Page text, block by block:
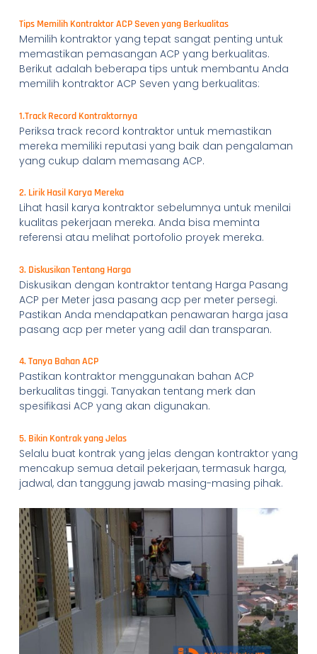
Tips Memilih Kontraktor ACP Seven yang Berkualitas
Memilih kontraktor yang tepat sangat penting untuk
memastikan pemasangan ACP yang berkualitas.
Berikut adalah beberapa tips untuk membantu Anda
memilih kontraktor ACP Seven yang berkualitas:
1.Track Record Kontraktornya
Periksa track record kontraktor untuk memastikan
mereka memiliki reputasi yang baik dan pengalaman
yang cukup dalam memasang ACP.
2. Lirik Hasil Karya Mereka
Lihat hasil karya kontraktor sebelumnya untuk menilai
kualitas pekerjaan mereka. Anda bisa meminta
referensi atau melihat portofolio proyek mereka.
3. Diskusikan Tentang Harga
Diskusikan dengan kontraktor tentang Harga Pasang
ACP per Meter jasa pasang acp per meter persegi.
Pastikan Anda mendapatkan penawaran harga jasa
pasang acp per meter yang adil dan transparan.
4. Tanya Bahan ACP
Pastikan kontraktor menggunakan bahan ACP
berkualitas tinggi. Tanyakan tentang merk dan
spesifikasi ACP yang akan digunakan.
5. Bikin Kontrak yang Jelas
Selalu buat kontrak yang jelas dengan kontraktor yang
mencakup semua detail pekerjaan, termasuk harga,
jadwal, dan tanggung jawab masing-masing pihak.